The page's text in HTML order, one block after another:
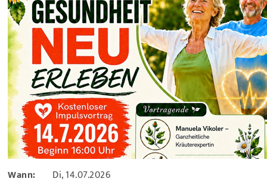
Wann:
Di, 14.07.2026